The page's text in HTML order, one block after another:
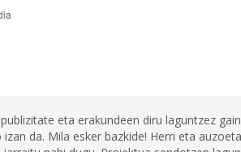
eta erakundeen diru laguntzez
da. Mila esker bazkide! Herri eta